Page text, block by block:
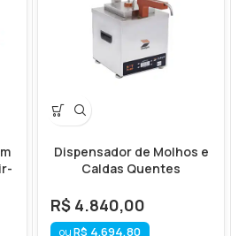
Dispensador de Molhos e
Caldas Quentes
R$ 4.840,00
R$ 4.694,80